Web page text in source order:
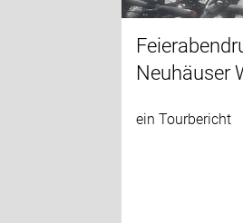
Neuhäuser
ein Tourbericht